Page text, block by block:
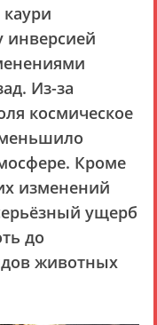
инверсией
Из-за
космическое
Кроме
изменений
ущерб
до
животных